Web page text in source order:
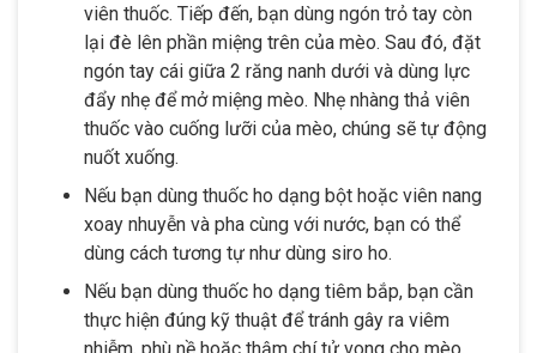
viên thuốc. Tiếp đến, bạn dùng ngón trỏ tay còn
lại đè lên phần miệng trên của mèo. Sau đó, đặt
ngón tay cái giữa 2 răng nanh dưới và dùng lực
đẩy nhẹ để mở miệng mèo. Nhẹ nhàng thả viên
thuốc vào cuống lưỡi của mèo, chúng sẽ tự động
nuốt xuống.
Nếu bạn dùng thuốc ho dạng bột hoặc viên nang
xoay nhuyễn và pha cùng với nước, bạn có thể
dùng cách tương tự như dùng siro ho.
Nếu bạn dùng thuốc ho dạng tiêm bắp, bạn cần
thực hiện đúng kỹ thuật để tránh gây ra viêm